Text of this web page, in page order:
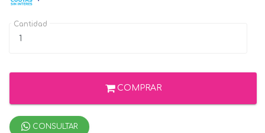
Cantidad
COMPRAR
CONSULTAR